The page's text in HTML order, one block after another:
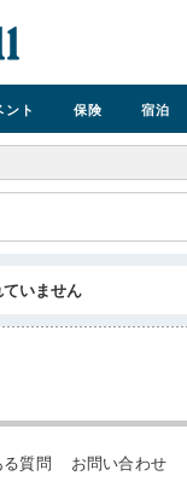
ント 保険 宿泊
いません
質問 お問い合わせ